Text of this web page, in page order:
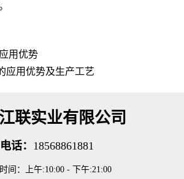
用优势
应用优势及生产工艺
联实业有限公司
电话： 18568861881
间：上午:10:00 - 下午:21:00